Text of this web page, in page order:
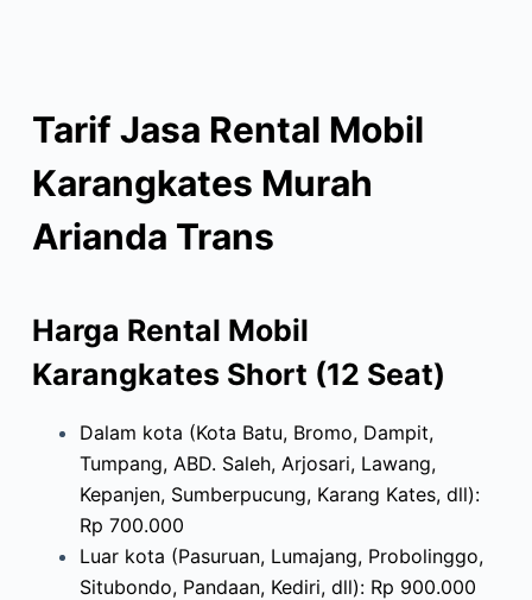
Tarif Jasa Rental Mobil
Karangkates Murah
Arianda Trans
Harga Rental Mobil
Karangkates Short (12 Seat)
Dalam kota (Kota Batu, Bromo, Dampit,
Tumpang, ABD. Saleh, Arjosari, Lawang,
Kepanjen, Sumberpucung, Karang Kates, dll):
Rp 700.000
Luar kota (Pasuruan, Lumajang, Probolinggo,
Situbondo, Pandaan, Kediri, dll): Rp 900.000